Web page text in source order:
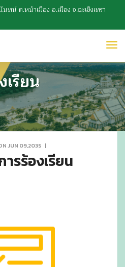
ทน์ ต.หน้าเมือง อ.เมือง จ.ฉะเชิงเทรา
เรียน
JUN 09,2035 |
รร้องเรียน